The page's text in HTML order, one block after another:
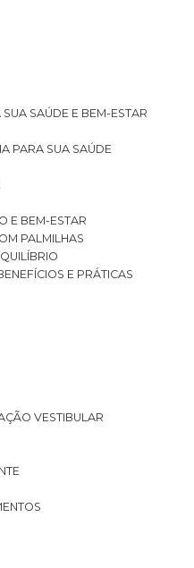
SUA SAÚDE E BEM-ESTAR
PARA SUA SAÚDE
E BEM-ESTAR
PALMILHAS
E PRÁTICAS
VESTIBULAR